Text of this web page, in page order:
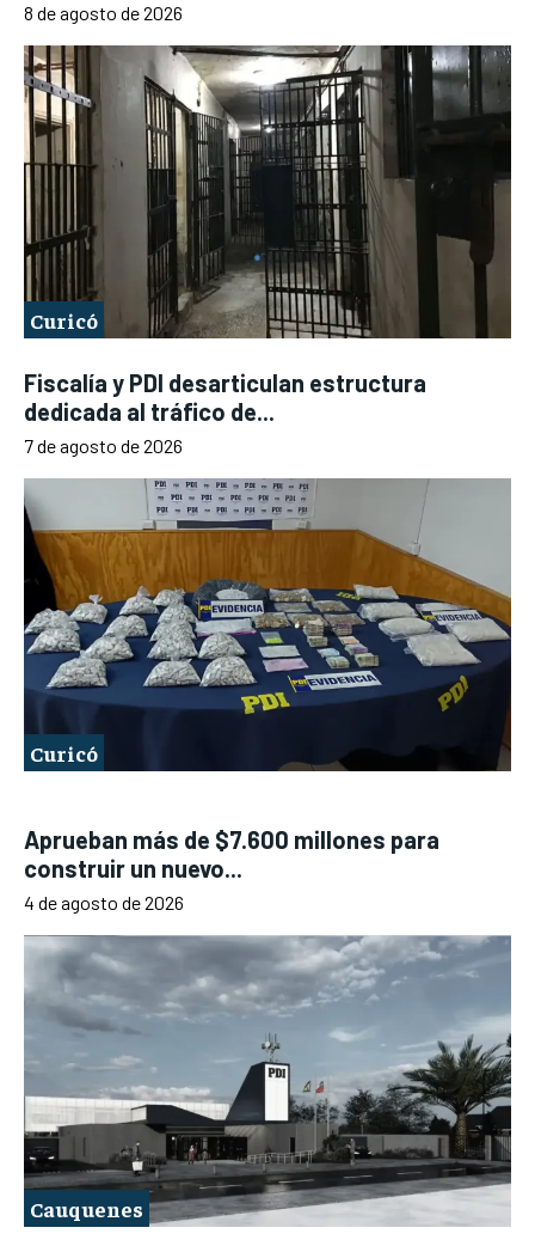
8 de agosto de 2026
Curicó
Fiscalía y PDI desarticulan estructura
dedicada al tráfico de...
7 de agosto de 2026
Curicó
Aprueban más de $7.600 millones para
construir un nuevo...
4 de agosto de 2026
Cauquenes